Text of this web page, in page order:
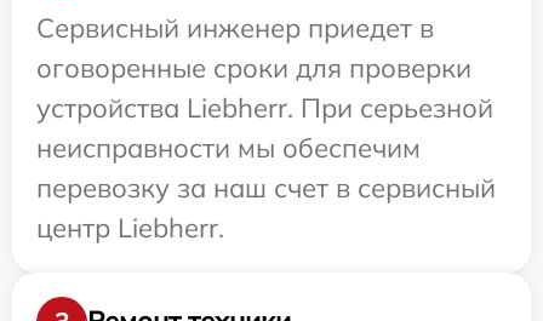
Сервисный инженер приедет в
оговоренные сроки для проверки
устройства Liebherr. При серьезной
неисправности мы обеспечим
перевозку за наш счет в сервисный
центр Liebherr.